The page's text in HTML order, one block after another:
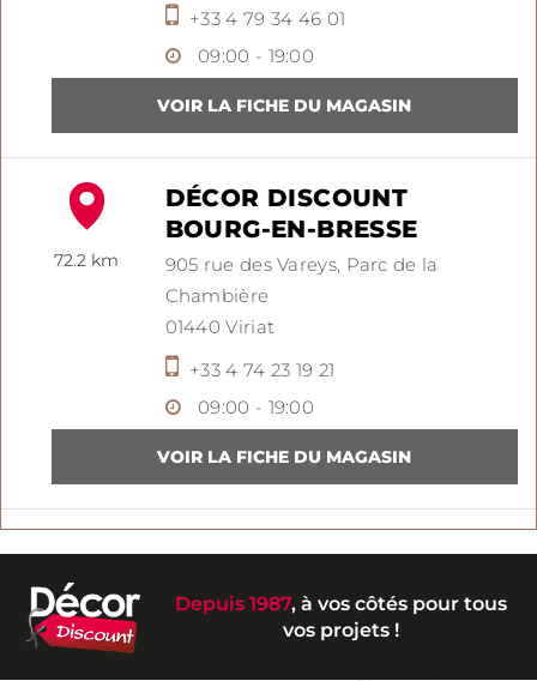
+33 4 79 34 46 01
09:00 - 19:00
72.2 km
DÉCOR DISCOUNT
BOURG-EN-BRESSE
905 rue des Vareys, Parc de la
Chambière
01440Viriat
+33 4 74 23 19 21
09:00 - 19:00
Depuis 1987, à vos côtés pour tous
vos projets !